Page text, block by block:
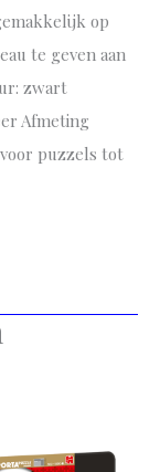
op
te geven aan
zwart
Afmeting
voor puzzels tot